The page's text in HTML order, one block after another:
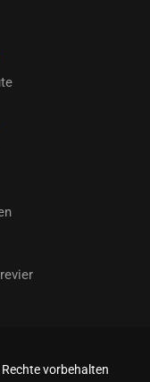
vorbehalten